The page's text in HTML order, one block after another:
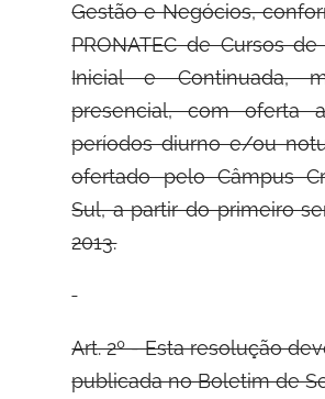
Gestão e Negócios,
PRONATEC de Cursos
Inicial e Continuada,
presencial, com oferta
períodos diurno e/ou
ofertado pelo Câmpus
Sul, a partir do primeiro
2013.
Art. 2º - Esta resolução
publicada no Boletim de